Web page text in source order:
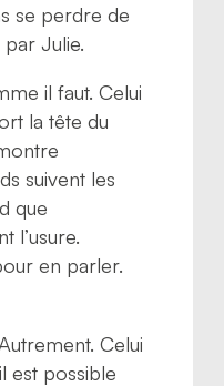
se perdre de
Julie.
il faut. Celui
la tête du
suivent les
que
l’usure.
en parler.
Celui
est possible